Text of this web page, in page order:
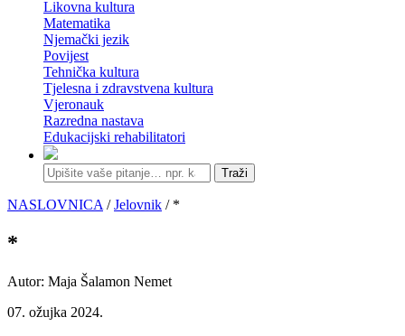
Likovna kultura
Matematika
Njemački jezik
Povijest
Tehnička kultura
Tjelesna i zdravstvena kultura
Vjeronauk
Razredna nastava
Edukacijski rehabilitatori
Traži
NASLOVNICA /Jelovnik / *
*
Autor: Maja Šalamon Nemet
07. ožujka 2024.